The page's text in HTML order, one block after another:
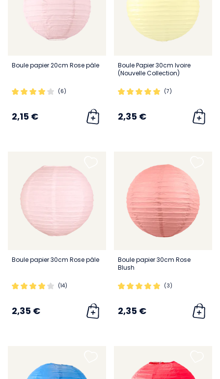
Boule papier 20cm Rose pâle
(6)
2,15 €
Boule Papier 30cm Ivoire
(Nouvelle Collection)
(7)
2,35 €
Boule papier 30cm Rose pâle
(14)
2,35 €
Boule papier 30cm Rose
Blush
(3)
2,35 €